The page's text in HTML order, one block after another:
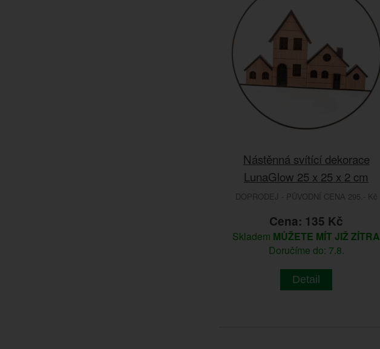
Nástěnná svítící dekorace
LunaGlow 25 x 25 x 2 cm
DOPRODEJ - PŮVODNÍ CENA 295.- Kč
Cena: 135 Kč
Skladem MŮŽETE MÍT JIŽ ZÍTRA
Doručíme do: 7.8.
Detail